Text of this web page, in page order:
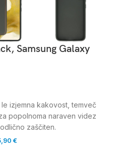
Samsung Galaxy
izjemna kakovost, temveč
popolnoma naraven videz
zaščiten.
€